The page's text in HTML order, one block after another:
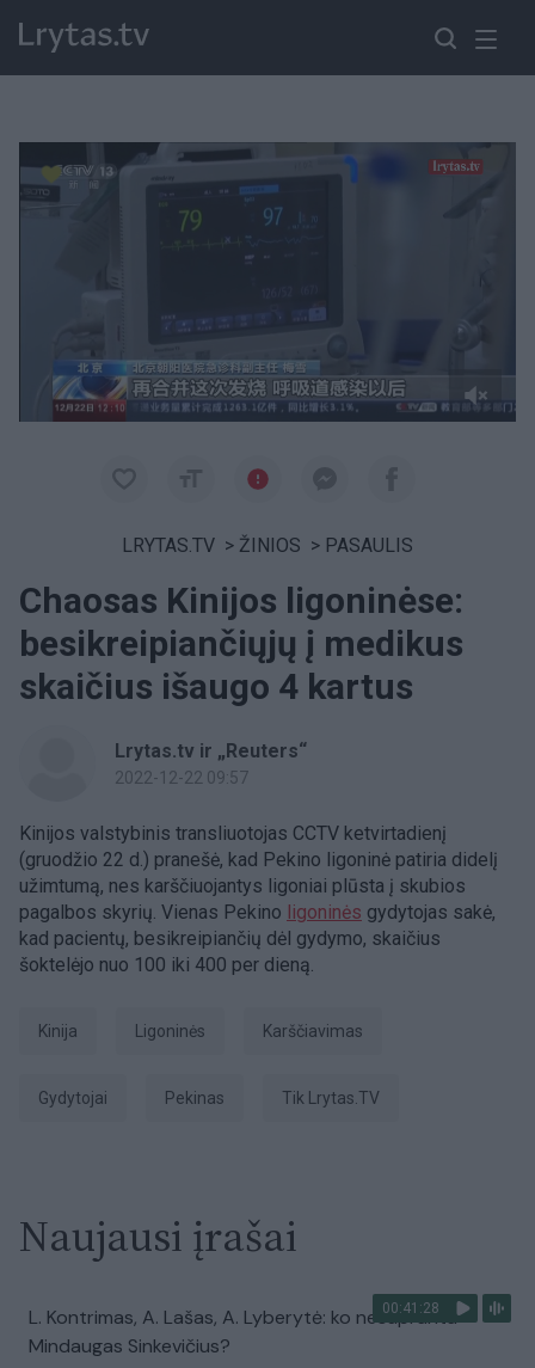
Paremkite Ukrainą
LRYTAS.TV > ŽINIOS > PASAULIS
Chaosas Kinijos ligoninėse:
besikreipiančiųjų į medikus
skaičius išaugo 4 kartus
Lrytas.tv ir „Reuters“
2022-12-22 09:57
Kinijos valstybinis transliuotojas CCTV ketvirtadienį
(gruodžio 22 d.) pranešė, kad Pekino ligoninė patiria didelį
užimtumą, nes karščiuojantys ligoniai plūsta į skubios
pagalbos skyrių. Vienas Pekino ligoninės gydytojas sakė,
kad pacientų, besikreipiančių dėl gydymo, skaičius
šoktelėjo nuo 100 iki 400 per dieną.
Kinija ligoninės karščiavimas
gydytojai Pekinas tik Lrytas.TV
Naujausi įrašai
00:41:28
L. Kontrimas, A. Lašas, A. Lyberytė: ko nesupranta
Mindaugas Sinkevičius?